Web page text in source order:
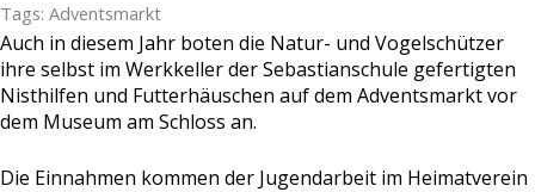
Tags: Adventsmarkt
Auch in diesem Jahr boten die Natur- und Vogelschützer
ihre selbst im Werkkeller der Sebastianschule gefertigten
Nisthilfen und Futterhäuschen auf dem Adventsmarkt vor
dem Museum am Schloss an.
Die Einnahmen kommen der Jugendarbeit im Heimatverein